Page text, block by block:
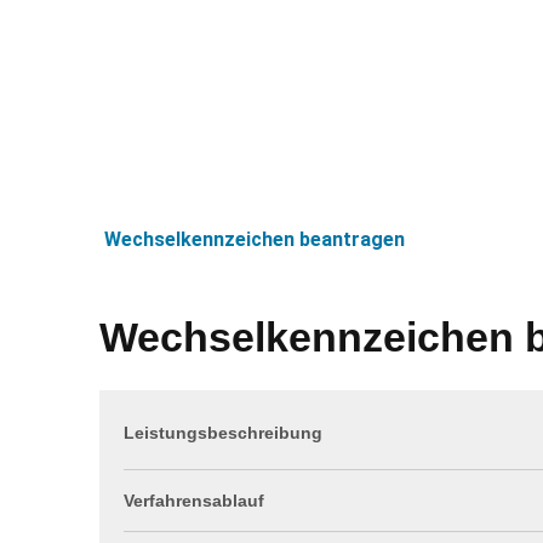
Wechselkennzeichen beantragen
Wechselkennzeichen
Leistungsbeschreibung
Verfahrensablauf